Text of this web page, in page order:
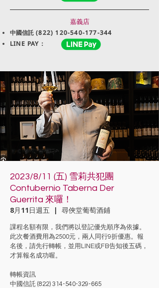
嘉義店
中國信託 (822) 120-540-177-344
LINE PAY：
2023/8/11 (五) 雪莉共犯團
Contubernio Taberna Der
Guerrita 來囉！
8月11日週五
  |
尋俠堂葡萄酒鋪
課程名額有限，我們將以登記優先順序為依據。
此次餐酒費用為2500元，兩人同行9折優惠。報
名後，請先行轉帳，並用LINE或FB告知後五碼，
才算報名成功喔。
轉帳資訊
中國信託 (822) 314-540-329-665